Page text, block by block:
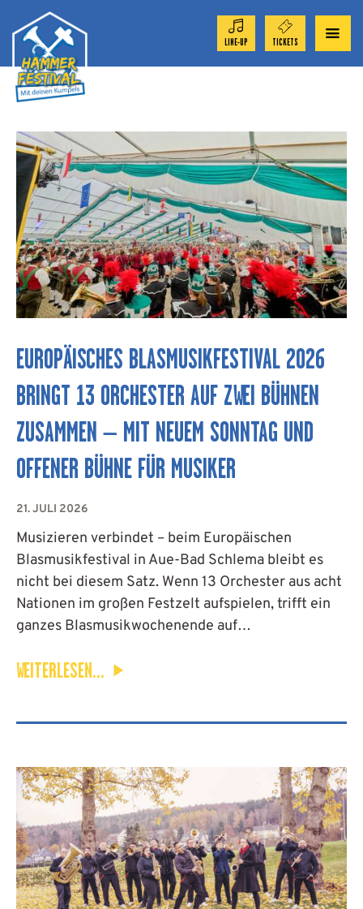
LINE-UP TICKETS
ORCHESTER 2026
TICKET-SHOP
FESTIVAL
AKTUELL
SPONSOREN
APP
KONTAKT
COOKIE-RICHTLINIE
(EU)
DEUTSCH
EUROPÄISCHES BLASMUSIKFESTIVAL 2026
BRINGT 13 ORCHESTER AUF ZWEI BÜHNEN
ZUSAMMEN – MIT NEUEM SONNTAG UND
OFFENER BÜHNE FÜR MUSIKER
21. JULI 2026
Musizieren verbindet – beim Europäischen
Blasmusikfestival in Aue-Bad Schlema bleibt es
nicht bei diesem Satz. Wenn 13 Orchester aus acht
Nationen im großen Festzelt aufspielen, trifft ein
ganzes Blasmusikwochenende auf…
WEITERLESEN...